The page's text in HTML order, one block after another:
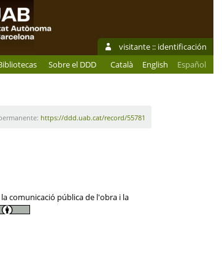
visitante :: identificación
Sobre el DDD Català English Español
https://ddd.uab.cat/record/55781
comunicació pública de l'obra i la